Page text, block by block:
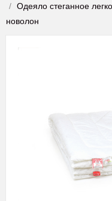
Одеяло стеганное
новолон